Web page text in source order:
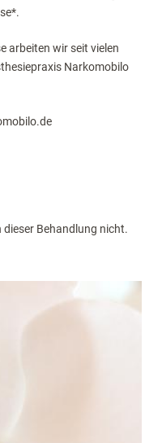
arbeiten wir seit vielen
Narkomobilo
Behandlung nicht.